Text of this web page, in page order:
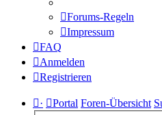
Forums-Regeln
Impressum
FAQ
Anmelden
Registrieren
· Portal Foren-Übersicht